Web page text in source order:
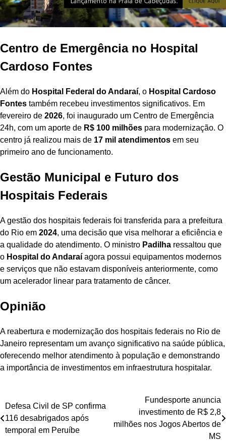
Centro de Emergência no Hospital
Cardoso Fontes
Além do Hospital Federal do Andaraí, o Hospital Cardoso
Fontes também recebeu investimentos significativos. Em
fevereiro de 2026, foi inaugurado um Centro de Emergência
24h, com um aporte de R$ 100 milhões para modernização. O
centro já realizou mais de 17 mil atendimentos em seu
primeiro ano de funcionamento.
Gestão Municipal e Futuro dos
Hospitais Federais
A gestão dos hospitais federais foi transferida para a prefeitura
do Rio em 2024, uma decisão que visa melhorar a eficiência e
a qualidade do atendimento. O ministro Padilha ressaltou que
o Hospital do Andaraí agora possui equipamentos modernos
e serviços que não estavam disponíveis anteriormente, como
um acelerador linear para tratamento de câncer.
Opinião
A reabertura e modernização dos hospitais federais no Rio de
Janeiro representam um avanço significativo na saúde pública,
oferecendo melhor atendimento à população e demonstrando
a importância de investimentos em infraestrutura hospitalar.
Navegação
de
Post
Defesa Civil de SP confirma
116 desabrigados após
temporal em Peruíbe
Fundesporte anuncia
investimento de R$ 2,8
milhões nos Jogos Abertos de
MS